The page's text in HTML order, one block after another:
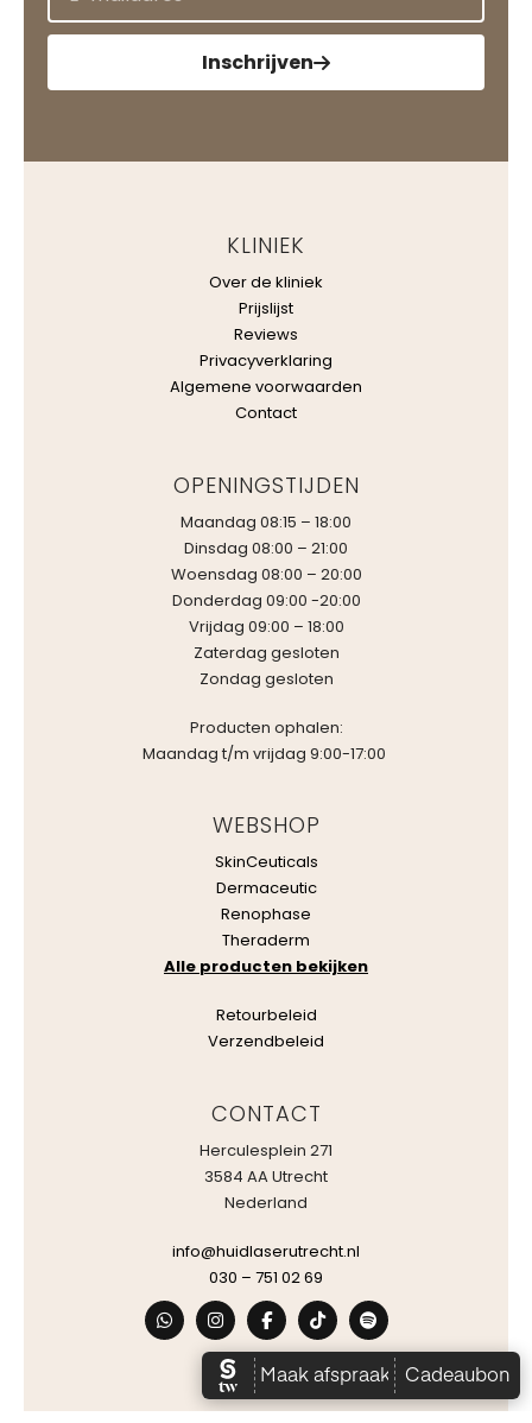
Inschrijven
KLINIEK
Over de kliniek
Prijslijst
Reviews
Privacyverklaring
Algemene voorwaarden
Contact
OPENINGSTIJDEN
Maandag 08:15 – 18:00
Dinsdag 08:00 – 21:00
Woensdag 08:00 – 20:00
Donderdag 09:00 -20:00
Vrijdag 09:00 – 18:00
Zaterdag gesloten
Zondag gesloten
Producten ophalen:
Maandag t/m vrijdag 9:00-17:00
WEBSHOP
SkinCeuticals
Dermaceutic
Renophase
Theraderm
Alle producten bekijken
Retourbeleid
Verzendbeleid
CONTACT
Herculesplein 271
3584 AA Utrecht
Nederland
info@huidlaserutrecht.nl
030 – 751 02 69